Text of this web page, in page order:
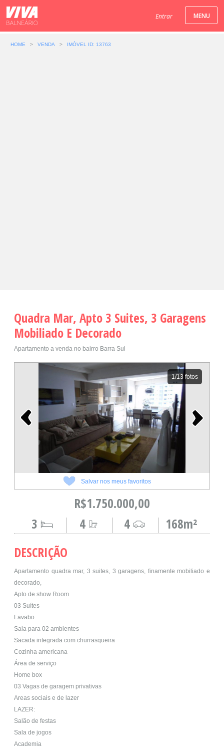
Entrar
HOME > VENDA > IMÓVEL ID: 13763
Quadra Mar, Apto 3 Suites, 3 Garagens
Mobiliado E Decorado
Apartamento a venda no bairro Barra Sul
1/13 fotos
Salvar nos meus favoritos
R$1.750.000,00
168m²
4
4
3
DESCRIÇÃO
Apartamento quadra mar, 3 suites, 3 garagens, finamente mobiliado e
decorado,
Apto de show Room
03 Suítes
Lavabo
Sala para 02 ambientes
Sacada integrada com churrasqueira
Cozinha americana
Área de serviço
Home box
03 Vagas de garagem privativas
Areas sociais e de lazer
LAZER:
Salão de festas
Sala de jogos
Academia